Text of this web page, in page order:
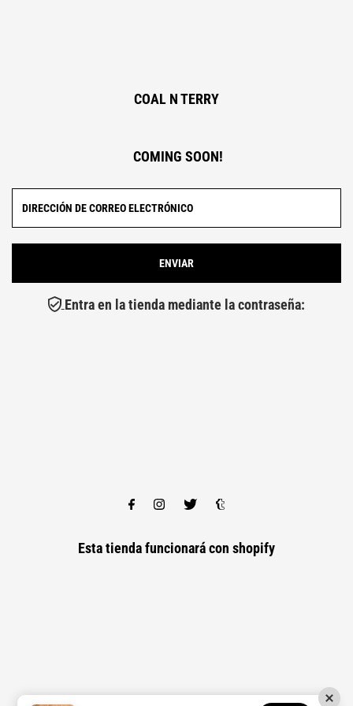
COAL N TERRY
COMING SOON!
Entra en la tienda mediante la contraseña:
Esta tienda funcionará con shopify